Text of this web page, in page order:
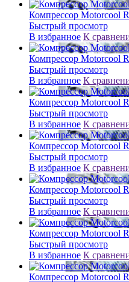
Компрессор Motorcool
Быстрый просмотр
В избранное К
Компрессор Motorcool
Быстрый просмотр
В избранное К
Компрессор Motorcool
Быстрый просмотр
В избранное К
Компрессор Motorcool
Быстрый просмотр
В избранное К
Компрессор Motorcool
Быстрый просмотр
В избранное К
Компрессор Motorcool
Быстрый просмотр
В избранное К
Компрессор Motorcool